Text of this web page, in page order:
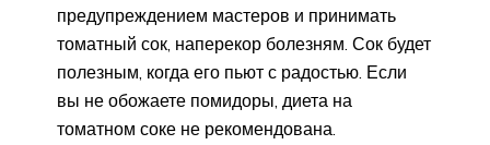
предупреждением мастеров и принимать
томатный сок, наперекор болезням. Сок будет
полезным, когда его пьют с радостью. Если
вы не обожаете помидоры, диета на
томатном соке не рекомендована.